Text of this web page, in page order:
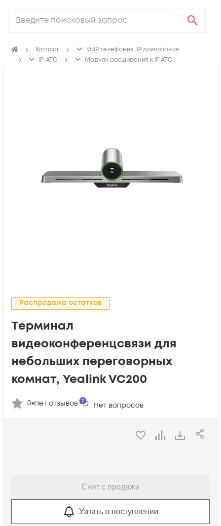
Каталог
VoIP телефония, IP домофония
IP-ATC
Модули расширения к IP АТС
Распродажа остатков
Tерминал
видеоконференцсвязи для
небольших переговорных
комнат, Yealink VC200
0 Нет отзывов Нет вопросов
Снят с продажи
Узнать о поступлении